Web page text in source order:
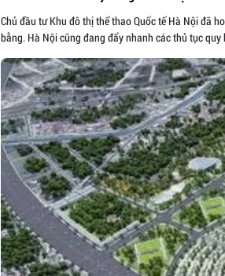
Chủ đầu tư Khu đô thị thể thao Quốc tế Hà Nội đã
bằng. Hà Nội cũng đang đẩy nhanh các thủ tục